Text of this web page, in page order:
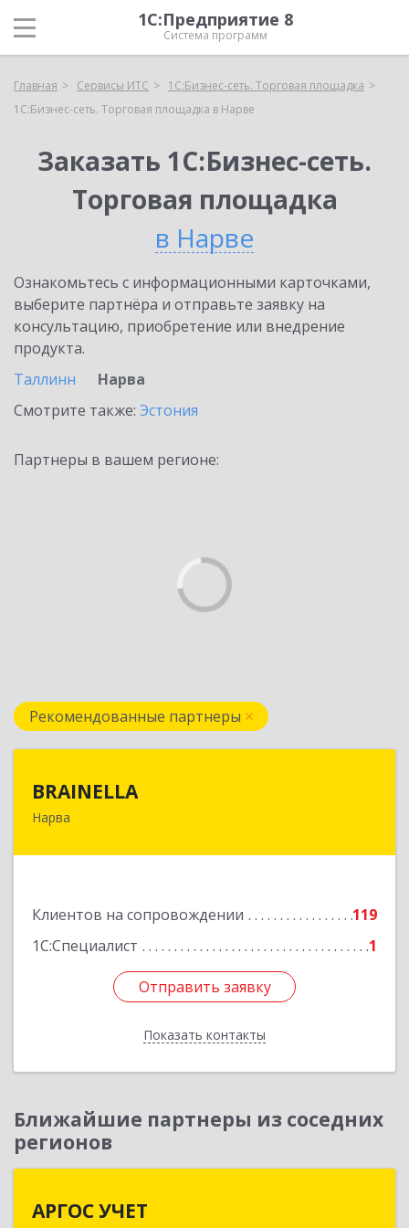
1С:Предприятие 8
Система программ
Главная Сервисы ИТС
1С:Бизнес-сеть. Торговая площадка
1С:Бизнес-сеть. Торговая площадка в Нарве
Заказать 1С:Бизнес-сеть.
Торговая площадка
в Нарве
Ознакомьтесь с информационными карточками,
выберите партнёра и отправьте заявку на
консультацию, приобретение или внедрение
продукта.
Таллинн
Нарва
Смотрите также: Эстония
Партнеры в вашем регионе:
Рекомендованные партнеры
BRAINELLA
Нарва
Клиентов на сопровождении
119
1С:Специалист
1
Отправить заявку
Показать контакты
Отправить заявку
Назад
Ближайшие партнеры из соседних
регионов
АРГОС УЧЕТ